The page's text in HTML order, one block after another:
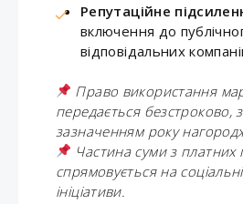
Репутаційне
включення до
відповідальних
Право використання
передається безстроково,
зазначенням року
Частина суми з платних
спрямовується на
ініціативи.